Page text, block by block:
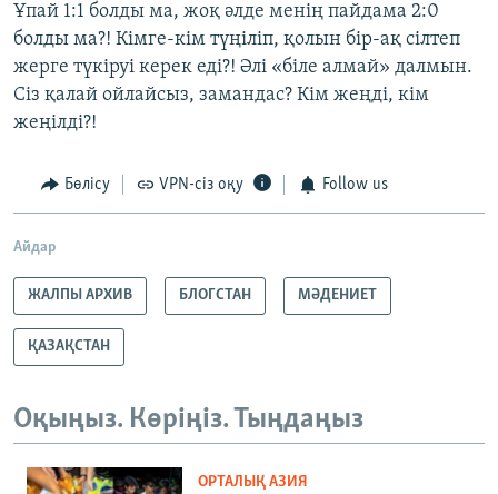
Ұпай 1:1 болды ма, жоқ әлде менің пайдама 2:0
болды ма?! Кімге-кім түңіліп, қолын бір-ақ сілтеп
жерге түкіруі керек еді?! Әлі «біле алмай» далмын.
Сіз қалай ойлайсыз, замандас? Кім жеңді, кім
жеңілді?!
Бөлісу VPN-сіз оқу Follow us
Айдар
ЖАЛПЫ АРХИВ БЛОГСТАН МӘДЕНИЕТ
ҚАЗАҚСТАН
Оқыңыз. Көріңіз. Тыңдаңыз
ОРТАЛЫҚ АЗИЯ